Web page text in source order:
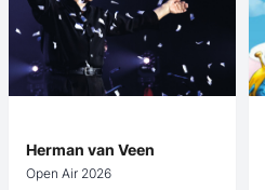
Herman van Veen
Open Air 2026